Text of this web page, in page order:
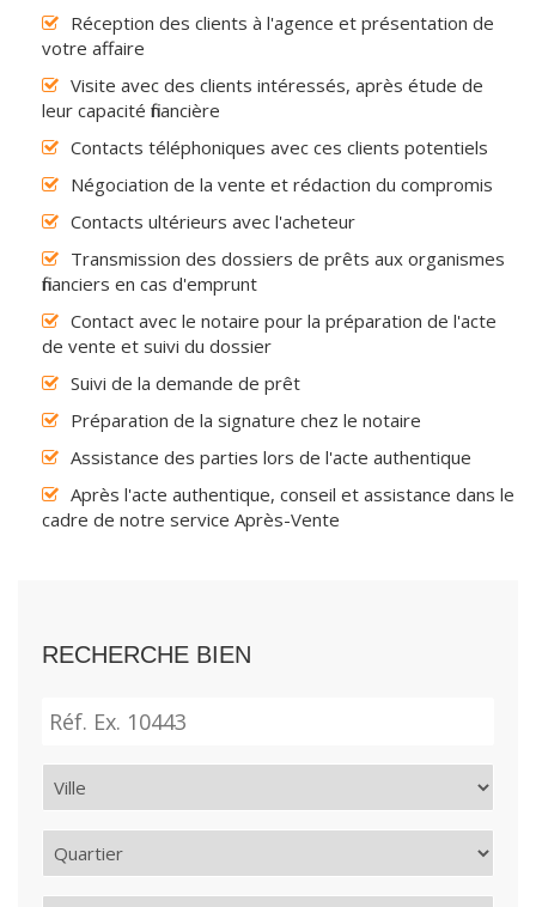
Réception des clients à l'agence et présentation de
votre affaire
Visite avec des clients intéressés, après étude de
leur capacité financière
Contacts téléphoniques avec ces clients potentiels
Négociation de la vente et rédaction du compromis
Contacts ultérieurs avec l'acheteur
Transmission des dossiers de prêts aux organismes
financiers en cas d'emprunt
Contact avec le notaire pour la préparation de l'acte
de vente et suivi du dossier
Suivi de la demande de prêt
Préparation de la signature chez le notaire
Assistance des parties lors de l'acte authentique
Après l'acte authentique, conseil et assistance dans le
cadre de notre service Après-Vente
RECHERCHE BIEN